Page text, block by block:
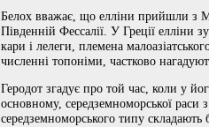
Белох вважає, що елліни прийшли з
Південній Фессалії. У Греції елліни
кари і лелеги, племена
численні топоніми, частково
Геродот згадує про той час, коли у
основному, середземноморської раси
середземноморського типу